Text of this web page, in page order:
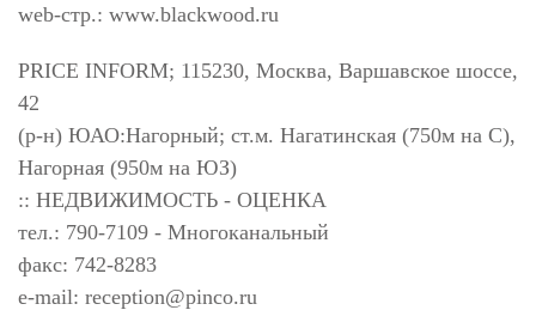
web-стр.: www.blackwood.ru
PRICE INFORM; 115230, Москва, Варшавское шоссе,
42
(р-н) ЮАО:Нагорный; ст.м. Нагатинская (750м на С),
Нагорная (950м на ЮЗ)
:: НЕДВИЖИМОСТЬ - ОЦЕНКА
тел.: 790-7109 - Многоканальный
факс: 742-8283
e-mail: reception@pinco.ru